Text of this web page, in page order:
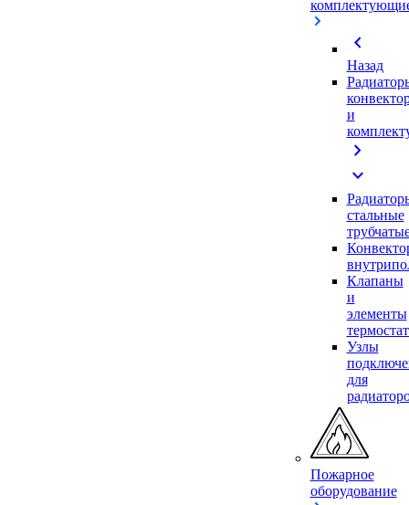
chevron_left
Назад
и
chevron_right
expand_more
стальные
Клапаны
и
элементы
Узлы
для
Пожарное
оборудование